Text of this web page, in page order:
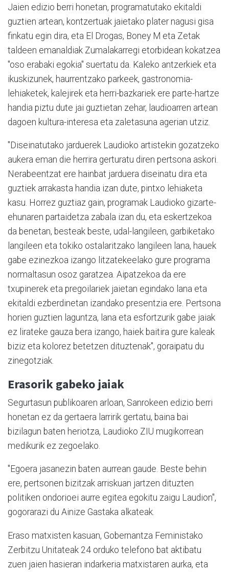
Jaien edizio berri honetan, programatutako ekitaldi
guztien artean, kontzertuak jaietako plater nagusi gisa
finkatu egin dira, eta El Drogas, Boney M eta Zetak
taldeen emanaldiak Zumalakarregi etorbidean kokatzea
"oso erabaki egokia" suertatu da. Kaleko antzerkiek eta
ikuskizunek, haurrentzako parkeek, gastronomia-
lehiaketek, kalejirek eta herri-bazkariek ere parte-hartze
handia piztu dute jai guztietan zehar, laudioarren artean
dagoen kultura-interesa eta zaletasuna agerian utziz.
"Diseinatutako jarduerek Laudioko artistekin gozatzeko
aukera eman die herrira gerturatu diren pertsona askori.
Nerabeentzat ere hainbat jarduera diseinatu dira eta
guztiek arrakasta handia izan dute, pintxo lehiaketa
kasu. Horrez guztiaz gain, programak Laudioko gizarte-
ehunaren partaidetza zabala izan du, eta eskertzekoa
da benetan, besteak beste, udal-langileen, garbiketako
langileen eta tokiko ostalaritzako langileen lana, hauek
gabe ezinezkoa izango litzatekeelako gure programa
normaltasun osoz garatzea. Aipatzekoa da ere
txupinerek eta pregoilariek jaietan egindako lana eta
ekitaldi ezberdinetan izandako presentzia ere. Pertsona
horien guztien laguntza, lana eta esfortzurik gabe jaiak
ez lirateke gauza bera izango, haiek baitira gure kaleak
biziz eta kolorez betetzen dituztenak", goraipatu du
zinegotziak.
Erasorik gabeko jaiak
Segurtasun publikoaren arloan, Sanrokeen edizio berri
honetan ez da gertaera larririk gertatu, baina bai
bizilagun baten heriotza, Laudioko ZIU mugikorrean
medikurik ez zegoelako.
"Egoera jasanezin baten aurrean gaude. Beste behin
ere, pertsonen bizitzak arriskuan jartzen dituzten
politiken ondorioei aurre egitea egokitu zaigu Laudion",
gogorarazi du Ainize Gastaka alkateak.
Eraso matxisten kasuan, Gobernantza Feministako
Zerbitzu Unitateak 24 orduko telefono bat aktibatu
zuen jaien hasieran indarkeria matxistaren aurka, eta